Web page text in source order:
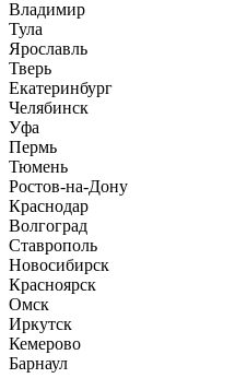
Владимир
Тула
Ярославль
Тверь
Екатеринбург
Челябинск
Уфа
Пермь
Тюмень
Ростов-на-Дону
Краснодар
Волгоград
Ставрополь
Новосибирск
Красноярск
Омск
Иркутск
Кемерово
Барнаул